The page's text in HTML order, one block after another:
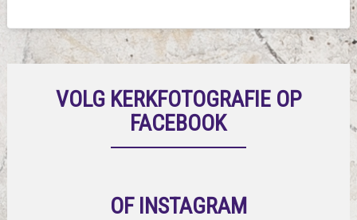
VOLG KERKFOTOGRAFIE OP
FACEBOOK
OF INSTAGRAM